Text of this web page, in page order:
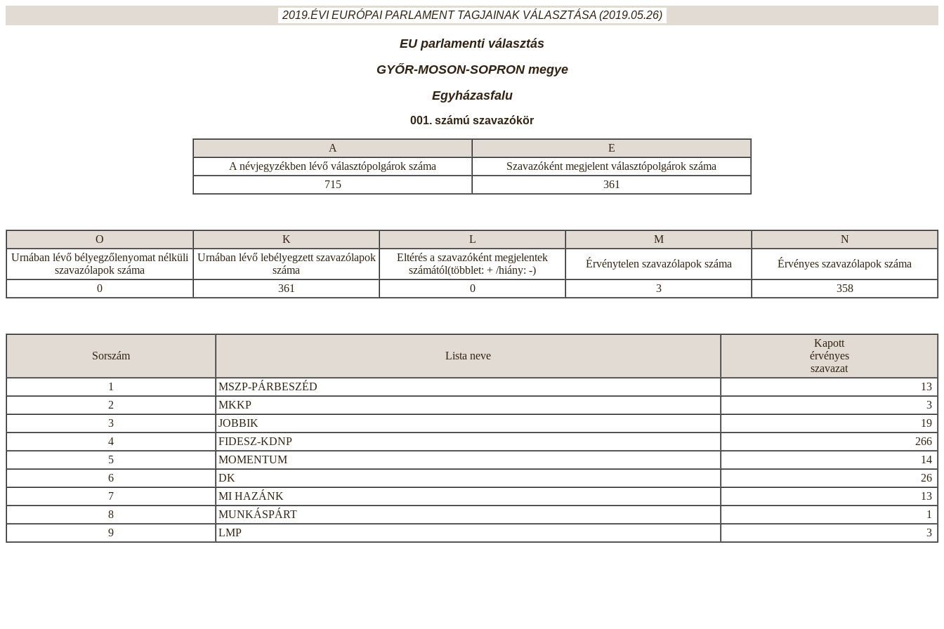
2019.ÉVI EURÓPAI PARLAMENT TAGJAINAK VÁLASZTÁSA (2019.05.26)
EU parlamenti választás
GYŐR-MOSON-SOPRON megye
Egyházasfalu
001. számú szavazókör
A
E
A névjegyzékben lévő választópolgárok száma
Szavazóként megjelent választópolgárok száma
715
361
O K L M
N
Urnában lévő bélyegzőlenyomat nélküli
szavazólapok száma
Urnában lévő lebélyegzett szavazólapok
száma
Eltérés a szavazóként megjelentek
számától(többlet: + /hiány: -)
Érvénytelen szavazólapok száma Érvényes szavazólapok száma
0 361 0 3 358
Sorszám Lista neve
Kapott
érvényes
szavazat
1
MSZP-PÁRBESZÉD
13
2
MKKP
3
3
JOBBIK
19
4
FIDESZ-KDNP
266
5
MOMENTUM
14
6
DK
26
7
MI HAZÁNK
13
8
MUNKÁSPÁRT
1
9
LMP 3